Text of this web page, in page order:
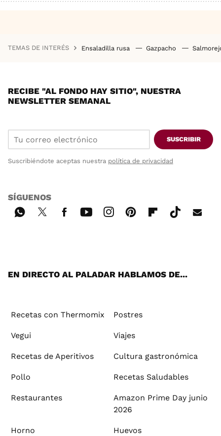
TEMAS DE INTERÉS Ensaladilla rusa Gazpacho
RECIBE "AL FONDO HAY SITIO", NUESTRA
NEWSLETTER SEMANAL
SUSCRIBIR
Suscribiéndote aceptas nuestra política de privacidad
SÍGUENOS
EN DIRECTO AL PALADAR HABLAMOS DE...
Recetas con Thermomix Postres
Vegui Viajes
Recetas de Aperitivos Cultura gastronómica
Pollo Recetas Saludables
Restaurantes
Amazon Prime Day junio
2026
Horno Huevos